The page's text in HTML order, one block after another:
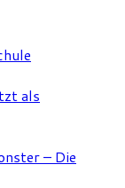
als
– Die